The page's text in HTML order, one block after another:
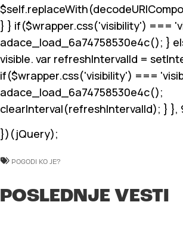
} } if($wrapper.css('visibility') ===
adace_load_6a74758530e4c(); }
visible. var refreshIntervalId =
if($wrapper.css('visibility') ===
adace_load_6a74758530e4c();
clearInterval(refreshIntervalId); } },
})(jQuery);
POGODI KO JE?
POSLEDNJE VESTI